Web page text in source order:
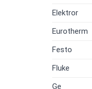
Elektror
Eurotherm
Festo
Fluke
Ge